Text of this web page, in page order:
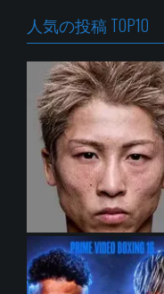
人気の投稿 TOP10